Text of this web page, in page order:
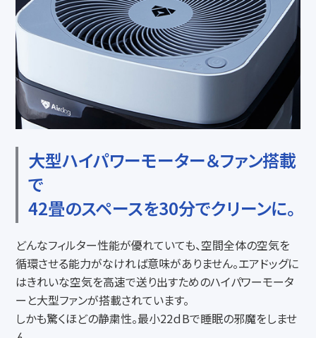
大型ハイパワーモーター＆ファン搭載
で
42畳のスペースを30分でクリーンに。
どんなフィルター性能が優れていても、空間全体の空気を
循環させる能力がなければ意味がありません。エアドッグに
はきれいな空気を高速で送り出すためのハイパワーモータ
ーと大型ファンが搭載されています。
しかも驚くほどの静粛性。最小22ｄBで睡眠の邪魔をしませ